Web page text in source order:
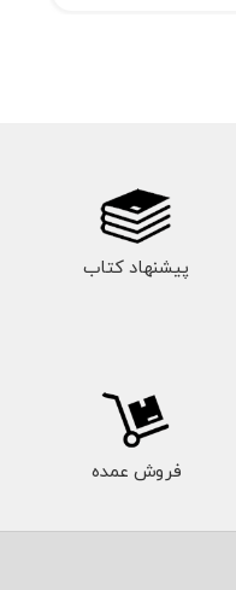
پیشنهاد کتاب
فروش عمده